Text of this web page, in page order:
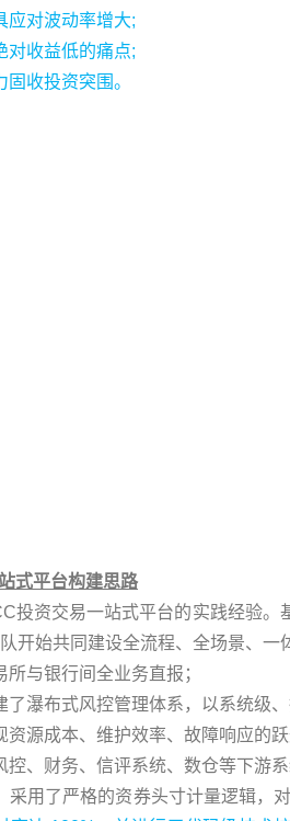
应对波动率增大;
对收益低的痛点;
收投资突围。
式平台构建思路
投资交易一站式平台的实践经验
开始共同建设全流程、全场景、一
与银行间全业务直报；
瀑布式风控管理体系，以系统级、
源成本、维护效率、故障响应的跃
、财务、信评系统、数仓等下游系
采用了严格的资券头寸计量逻辑，